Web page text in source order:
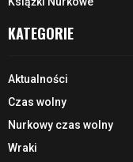
KATEGORIE
Aktualności
Czas wolny
Nurkowy czas wolny
Wraki